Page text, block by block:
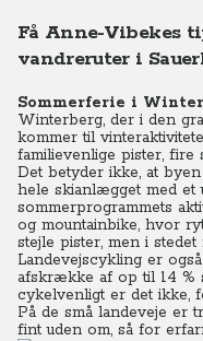
Få Anne-Vibekes
vandreruter i
Sommerferie i
Winterberg, der i den
kommer til
familievenlige pister,
Det betyder ikke, at
hele skianlægget med et
sommerprogrammets
og mountainbike, hvor
stejle pister, men i
Landevejscykling er
afskrække af op til 14 %
cykelvenligt er det ikke,
På de små landeveje er
fint uden om, så for